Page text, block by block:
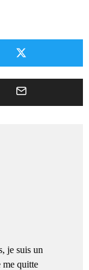
je suis un
me quitte